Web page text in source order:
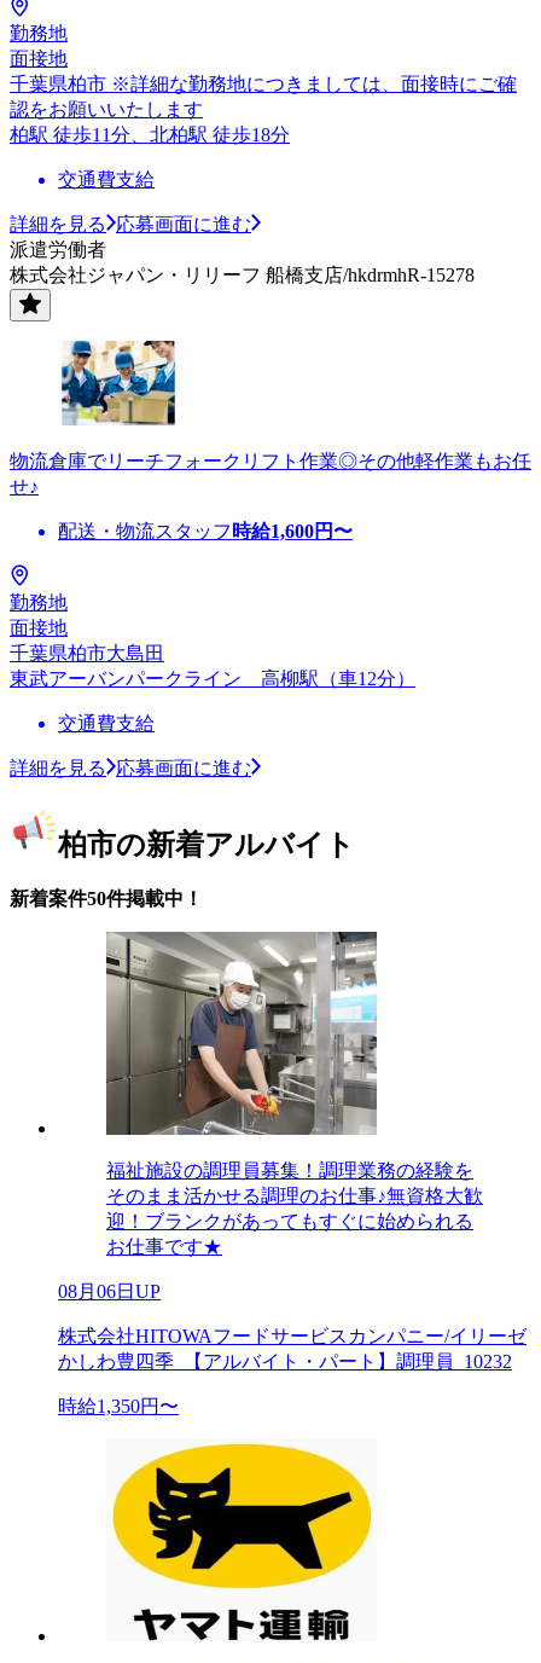
勤務地
面接地
千葉県柏市 ※詳細な勤務地につきましては、面接時にご確
認をお願いいたします
柏駅 徒歩11分、北柏駅 徒歩18分
交通費支給
詳細を見る
応募画面に進む
派遣労働者
株式会社ジャパン・リリーフ 船橋支店/hkdrmhR-15278
物流倉庫でリーチフォークリフト作業◎その他軽作業もお任
せ♪
配送・物流スタッフ 時給1,600円〜
勤務地
面接地
千葉県柏市大島田
東武アーバンパークライン 高柳駅（車12分）
交通費支給
詳細を見る 応募画面に進む
柏市の新着アルバイト
新着案件50件掲載中！
福祉施設の調理員募集！調理業務の経験を
そのまま活かせる調理のお仕事♪無資格大歓
迎！ブランクがあってもすぐに始められる
お仕事です★
08月06日UP
株式会社HITOWAフードサービスカンパニー/イリーゼ
かしわ豊四季_【アルバイト・パート】調理員_10232
時給1,350円〜